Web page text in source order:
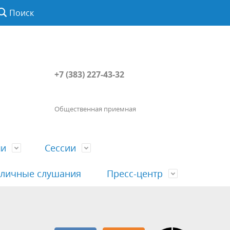
Поиск
+7 (383) 227-43-32
Общественная приемная
Сессии
гражданами
имуществе, обязательствах
слушания Пресс-центр